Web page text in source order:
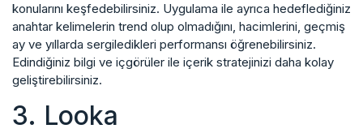
konularını keşfedebilirsiniz. Uygulama ile ayrıca hedeflediğiniz
anahtar kelimelerin trend olup olmadığını, hacimlerini, geçmiş
ay ve yıllarda sergiledikleri performansı öğrenebilirsiniz.
Edindiğiniz bilgi ve içgörüler ile içerik stratejinizi daha kolay
geliştirebilirsiniz.
3. Looka